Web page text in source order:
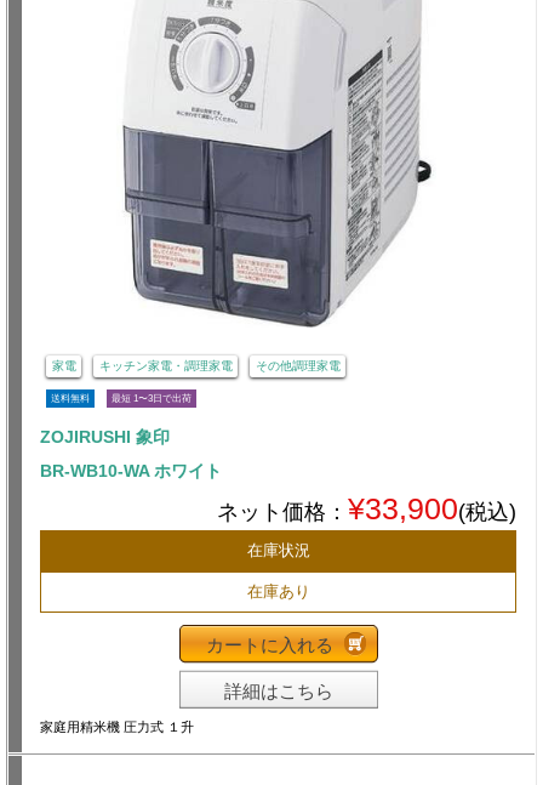
家電 キッチン家電・調理家電 その他調理家電
送料無料 最短 1〜3日で出荷
ZOJIRUSHI 象印
BR-WB10-WA ホワイト
ネット価格： ¥33,900(税込)
在庫状況
在庫あり
カートに入れる
詳細はこちら
家庭用精米機 圧力式 １升